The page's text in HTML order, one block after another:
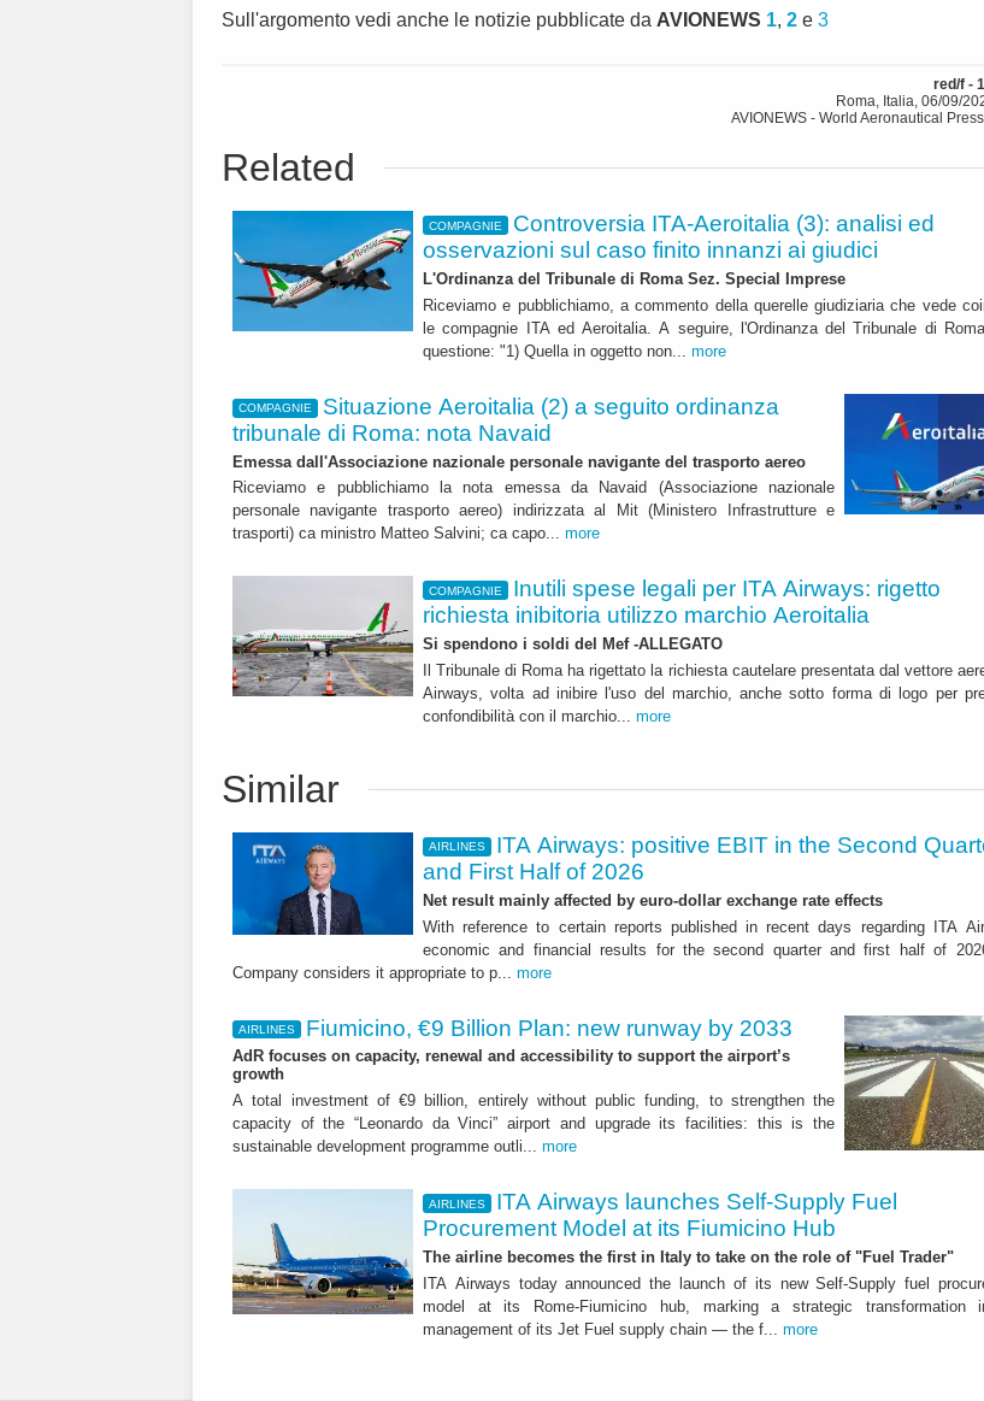
Sull'argomento vedi anche le notizie pubblicate da AVIONEWS 1, 2 e 3
red/f -
Roma, Italia, 06/09/
AVIONEWS - World Aeronautical
Related
COMPAGNIE
Controversia ITA-Aeroitalia (3): analisi ed
osservazioni sul caso finito innanzi ai giudici
L'Ordinanza del Tribunale di Roma Sez. Special Imprese
Riceviamo e pubblichiamo, a commento della querelle giudiziaria che vede
le compagnie ITA ed Aeroitalia. A seguire, l'Ordinanza del Tribunale di
questione: "1) Quella in oggetto non... more
COMPAGNIE
Situazione Aeroitalia (2) a seguito ordinanza
tribunale di Roma: nota Navaid
Emessa dall'Associazione nazionale personale navigante del trasporto aereo
Riceviamo e pubblichiamo la nota emessa da Navaid (Associazione nazionale
personale navigante trasporto aereo) indirizzata al Mit (Ministero Infrastrutture e
trasporti) ca ministro Matteo Salvini; ca capo... more
COMPAGNIE
Inutili spese legali per ITA Airways: rigetto
richiesta inibitoria utilizzo marchio Aeroitalia
Si spendono i soldi del Mef -ALLEGATO
Il Tribunale di Roma ha rigettato la richiesta cautelare presentata dal vettore
Airways, volta ad inibire l'uso del marchio, anche sotto forma di logo per
confondibilità con il marchio... more
Similar
AIRLINES
ITA Airways: positive EBIT in the Second
and First Half of 2026
Net result mainly affected by euro-dollar exchange rate effects
With reference to certain reports published in recent days regarding ITA
economic and financial results for the second quarter and first half of
Company considers it appropriate to p... more
AIRLINES Fiumicino, €9 Billion Plan: new runway by 2033
AdR focuses on capacity, renewal and accessibility to support the airport’s
growth
A total investment of €9 billion, entirely without public funding, to strengthen the
capacity of the “Leonardo da Vinci” airport and upgrade its facilities: this is the
sustainable development programme outli... more
AIRLINES
ITA Airways launches Self-Supply Fuel
Procurement Model at its Fiumicino Hub
The airline becomes the first in Italy to take on the role of "Fuel Trader"
ITA Airways today announced the launch of its new Self-Supply fuel
model at its Rome-Fiumicino hub, marking a strategic transformation
management of its Jet Fuel supply chain — the f... more